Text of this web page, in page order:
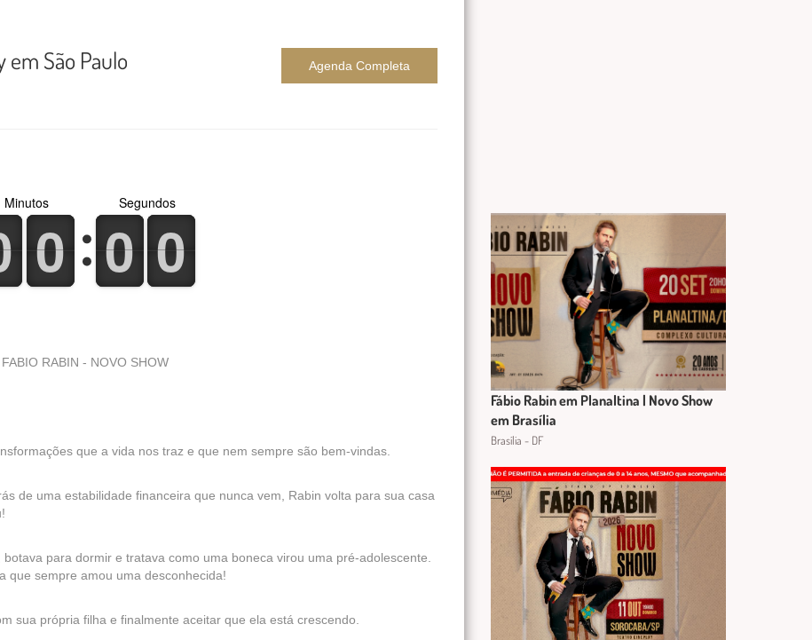
em São Paulo Agenda Completa
0
0
1
1
Minutos
0
0
1
1 0
0
1
1
Segundos
FABIO RABIN - NOVO SHOW
que a vida nos traz e que nem sempre são bem-vindas.
de uma estabilidade financeira que nunca vem, Rabin volta para sua casa
para dormir e tratava como uma boneca virou uma pré-adolescente.
que sempre amou uma desconhecida!
sua própria filha e finalmente aceitar que ela está crescendo.
Fábio Rabin em Planaltina | Novo Show
em Brasília
Brasília - DF